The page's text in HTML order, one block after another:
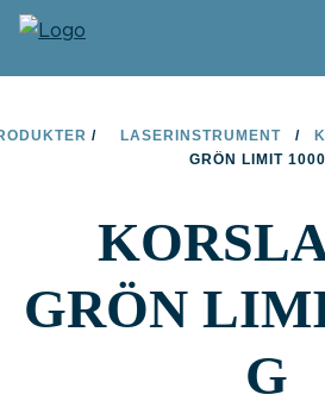
HITTA
OM LIMIT
/ LASERINSTRUMENT /
GRÖN LIMIT
GRÖN
G